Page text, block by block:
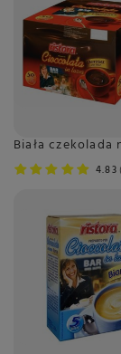
Biała
4.83